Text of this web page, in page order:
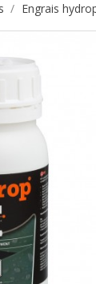
Engrais